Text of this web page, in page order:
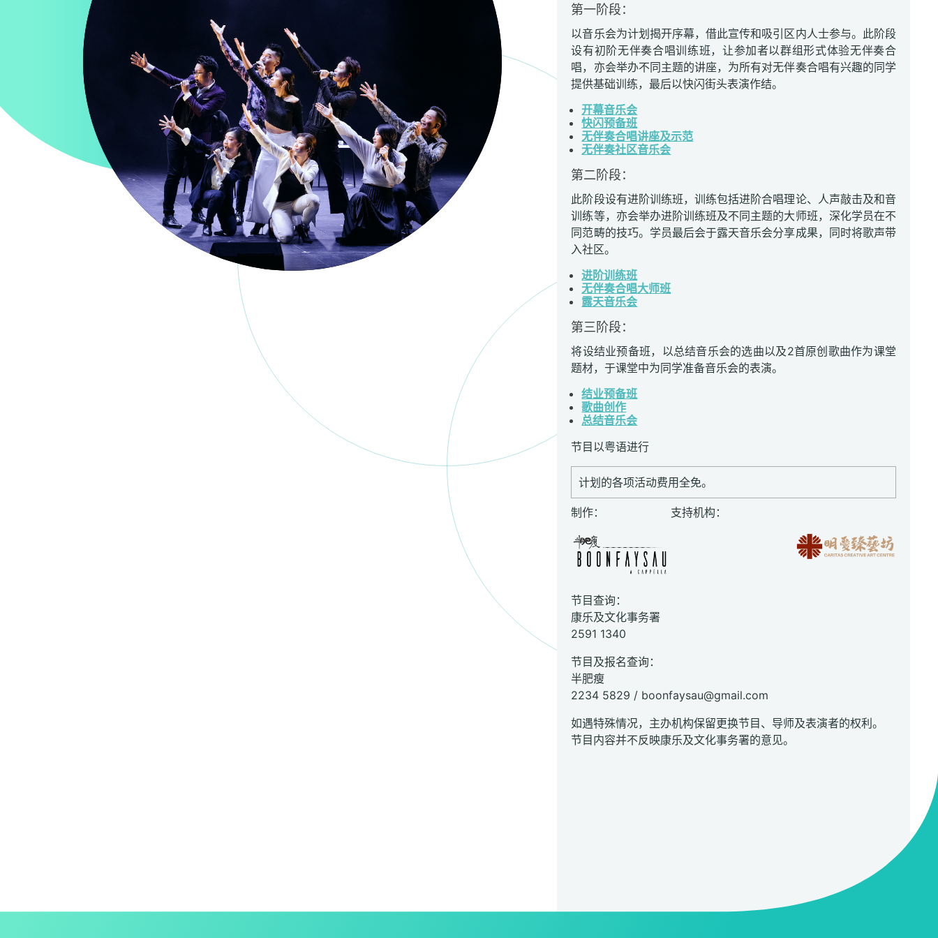
第一阶段：
以音乐会为计划揭开序幕，借此宣传和吸引区内人士参与。此阶段
设有初阶无伴奏合唱训练班，让参加者以群组形式体验无伴奏合
唱，亦会举办不同主题的讲座，为所有对无伴奏合唱有兴趣的同学
提供基础训练，最后以快闪街头表演作结。
开幕音乐会
快闪预备班
无伴奏合唱讲座及示范
无伴奏社区音乐会
第二阶段：
此阶段设有进阶训练班，训练包括进阶合唱理论、人声敲击及和音
训练等，亦会举办进阶训练班及不同主题的大师班，深化学员在不
同范畴的技巧。学员最后会于露天音乐会分享成果，同时将歌声带
入社区。
进阶训练班
无伴奏合唱大师班
露天音乐会
第三阶段：
将设结业预备班，以总结音乐会的选曲以及2首原创歌曲作为课堂
题材，于课堂中为同学准备音乐会的表演。
结业预备班
歌曲创作
总结音乐会
节目以粤语进行
计划的各项活动费用全免。
制作： 支持机构：
节目查询：
康乐及文化事务署
2591 1340
节目及报名查询：
半肥瘦
2234 5829 / boonfaysau@gmail.com
如遇特殊情况，主办机构保留更换节目、导师及表演者的权利。
节目内容并不反映康乐及文化事务署的意见。